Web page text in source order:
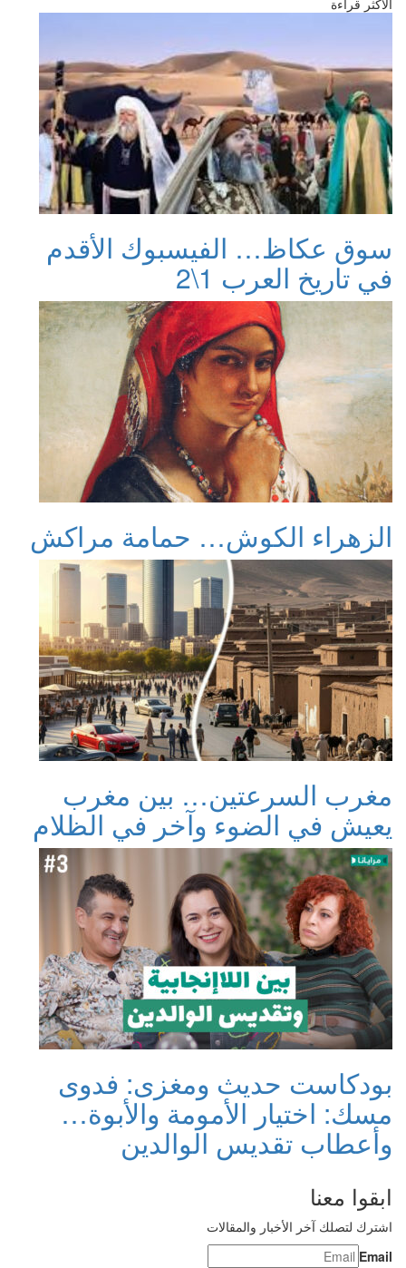
الأكثر قراءة
سوق عكاظ… الفيسبوك الأقدم
في تاريخ العرب 1\2
الزهراء الكوش… حمامة مراكش
مغرب السرعتين… بين مغرب
يعيش في الضوء وآخر في الظلام
بودكاست حديث ومغزى: فدوى
مسك: اختيار الأمومة والأبوة…
وأعطاب تقديس الوالدين
ابقوا معنا
اشترك لتصلك آخر الأخبار والمقالات
Email